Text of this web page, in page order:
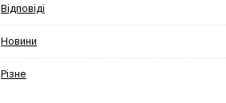
Відповіді
Новини
Різне